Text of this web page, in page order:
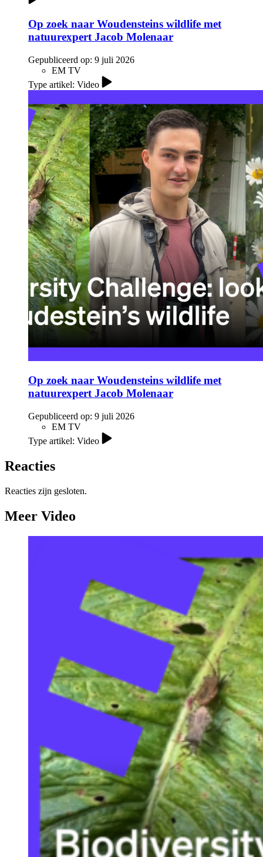
Op zoek naar Woudensteins wildlife met
natuurexpert Jacob Molenaar
Gepubliceerd op: 9 juli 2026
EM TV
Type artikel: Video
Op zoek naar Woudensteins wildlife met
natuurexpert Jacob Molenaar
Gepubliceerd op: 9 juli 2026
EM TV
Type artikel: Video
Reacties
Reacties zijn gesloten.
Meer Video